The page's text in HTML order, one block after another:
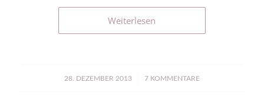
Weiterlesen
28. DEZEMBER 2013
/ 7 KOMMENTARE